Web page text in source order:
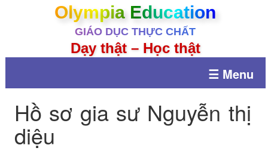
Olympia Education
GIÁO DỤC THỰC CHẤT
Dạy thật – Học thật
☰ Menu
Hồ sơ gia sư Nguyễn thị
diệu